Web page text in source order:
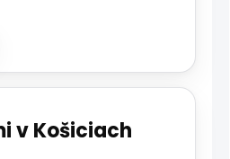
v Košiciach